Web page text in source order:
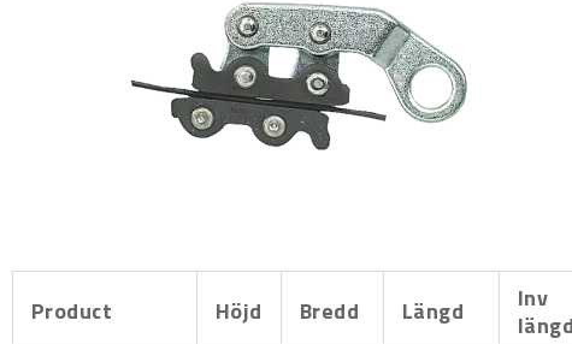
Product Höjd Bredd Längd
Inv
längd